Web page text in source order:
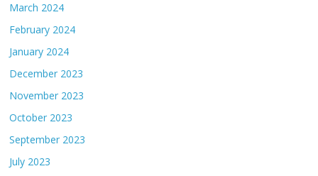
March 2024
February 2024
January 2024
December 2023
November 2023
October 2023
September 2023
July 2023